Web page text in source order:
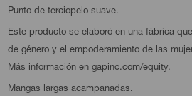
Punto de terciopelo suave.
Este producto se elaboró en una fábrica
de género y el empoderamiento de las
Más información en gapinc.com/equity.
Mangas largas acampanadas.